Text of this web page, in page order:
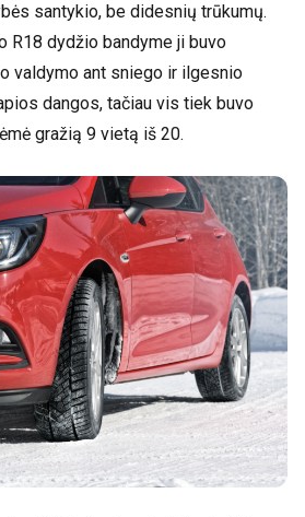
santykio, be didesnių trūkumų.
R18 dydžio bandyme ji buvo
valdymo ant sniego ir ilgesnio
dangos, tačiau vis tiek buvo
gražią 9 vietą iš 20.